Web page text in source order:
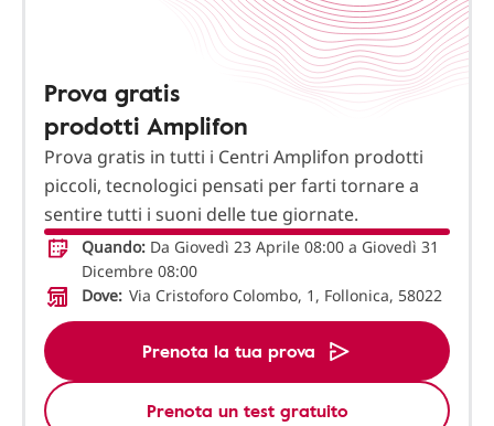
Prova gratis
prodotti Amplifon
Prova gratis in tutti i Centri Amplifon prodotti
piccoli, tecnologici pensati per farti tornare a
sentire tutti i suoni delle tue giornate.
Quando: Da Giovedì 23 Aprile 08:00 a Giovedì 31
Dicembre 08:00
Dove: Via Cristoforo Colombo, 1, Follonica, 58022
Prenota la tua prova
Prenota un test gratuito